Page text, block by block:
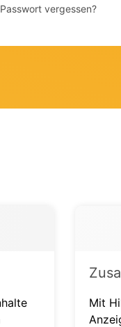
Passwort vergessen?
Mit